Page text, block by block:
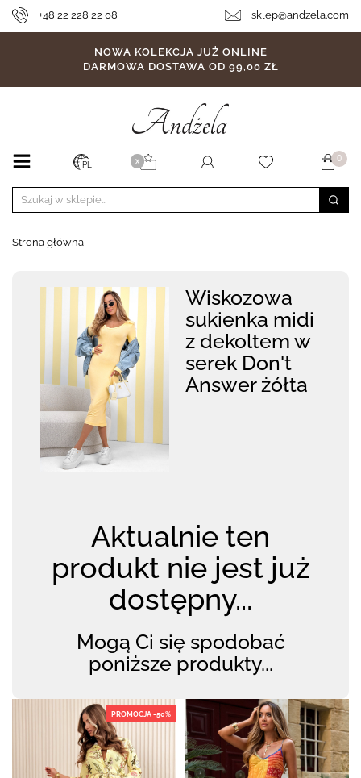
+48 22 228 22 08 sklep@andzela.com
NOWA KOLEKCJA JUŻ ONLINE
DARMOWA DOSTAWA OD 99,00 ZŁ
PL X 0
Strona główna
Wiskozowa
sukienka midi
z dekoltem w
serek Don't
Answer żółta
Aktualnie ten
produkt nie jest już
dostępny...
Mogą Ci się spodobać
poniższe produkty...
PROMOCJA -50%